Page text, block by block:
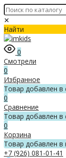
✕
Найти
0
Смотрели
0
Избранное
Товар добавлен в
0
Сравнение
Товар добавлен в
0
Корзина
Товар добавлен в
+7 (926) 081-01-41